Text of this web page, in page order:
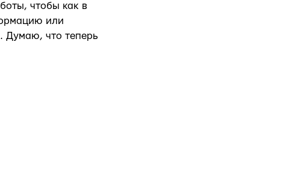
чтобы как в
или
Думаю, что теперь